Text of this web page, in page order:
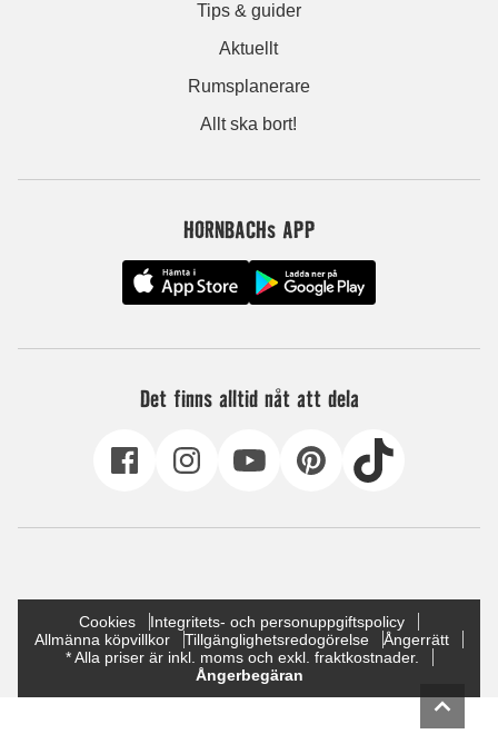
Tips & guider
Aktuellt
Rumsplanerare
Allt ska bort!
HORNBACHs APP
Det finns alltid nåt att dela
Cookies
Integritets- och personuppgiftspolicy
Allmänna köpvillkor
Tillgänglighetsredogörelse
Ångerrätt
* Alla priser är inkl. moms och exkl. fraktkostnader.
Ångerbegäran